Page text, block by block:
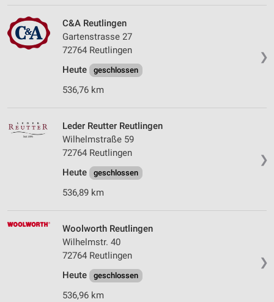
❯
C&A Reutlingen
Gartenstrasse 27
72764 Reutlingen
Heute
geschlossen
536,76 km
❯
Leder Reutter Reutlingen
Wilhelmstraße 59
72764 Reutlingen
Heute
geschlossen
536,89 km
❯
Woolworth Reutlingen
Wilhelmstr. 40
72764 Reutlingen
Heute
geschlossen
536,96 km